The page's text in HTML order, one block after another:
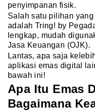
penyimpanan fisik.
Salah satu pilihan
adalah Tring! by
lengkap, mudah
Jasa Keuangan (OJK).
Lantas, apa saja
aplikasi emas digital
bawah ini!
Apa Itu Emas
Bagaimana